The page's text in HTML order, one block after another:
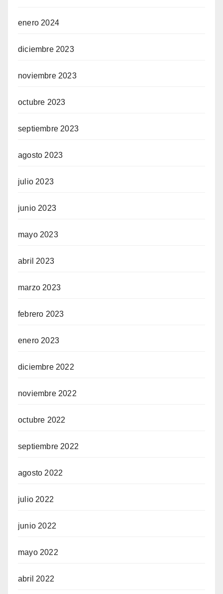
enero 2024
diciembre 2023
noviembre 2023
octubre 2023
septiembre 2023
agosto 2023
julio 2023
junio 2023
mayo 2023
abril 2023
marzo 2023
febrero 2023
enero 2023
diciembre 2022
noviembre 2022
octubre 2022
septiembre 2022
agosto 2022
julio 2022
junio 2022
mayo 2022
abril 2022